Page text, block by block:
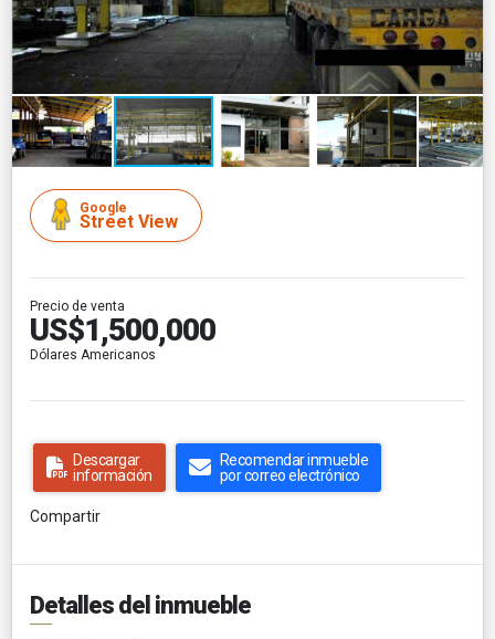
Google
Street View
Precio de venta
US$1,500,000
Dólares Americanos
Descargar
información
Recomendar inmueble
por correo electrónico
Compartir
Detalles del inmueble